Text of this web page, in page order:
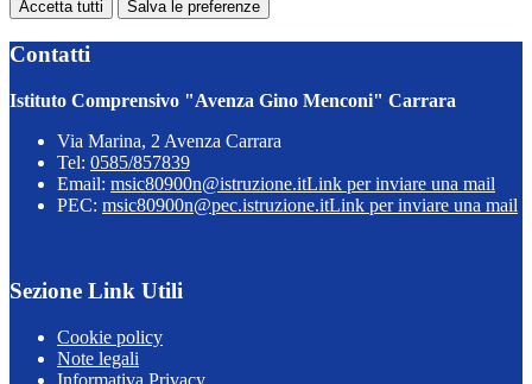
Accetta tutti Salva le preferenze
Contatti
Istituto Comprensivo "Avenza Gino Menconi" Carrara
Via Marina, 2 Avenza Carrara
Tel: 0585/857839
Email: msic80900n@istruzione.itLink per inviare una mail
PEC: msic80900n@pec.istruzione.itLink per inviare una mail
Sezione Link Utili
Cookie policy
Note legali
Informativa Privacy